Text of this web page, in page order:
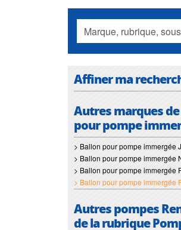
Affiner ma
Autres marques
pour pompe
> Ballon pour pompe immergée
> Ballon pour pompe immergée
> Ballon pour pompe immergée
> Ballon pour pompe immergée
Autres pompes
de la rubrique